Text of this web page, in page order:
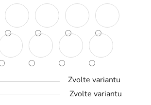
Zvolte variantu
Zvolte variantu